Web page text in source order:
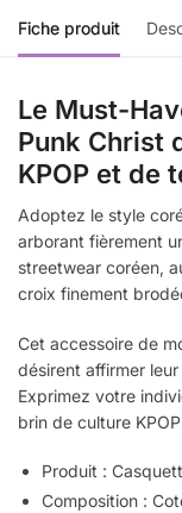
Fiche produit
Le Must-
Punk Christ
KPOP et de
Adoptez le style
arborant fièrement
streetwear coréen,
croix finement
Cet accessoire de
désirent affirmer
Exprimez votre
brin de culture
Produit :
Composition :